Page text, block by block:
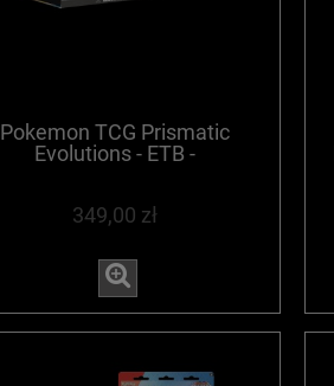
Pokemon TCG Prismatic
Evolutions - ETB -
349,00 zł